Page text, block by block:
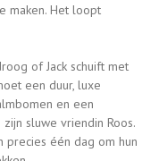
maken. Het loopt
of Jack schuift met
een duur, luxe
en een
sluwe vriendin Roos.
precies één dag om hun